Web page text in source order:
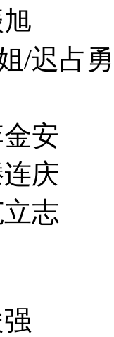
迟占勇
安
庆
志